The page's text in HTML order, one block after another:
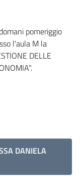
pomeriggio
l'aula M la
DELLE
DANIELA